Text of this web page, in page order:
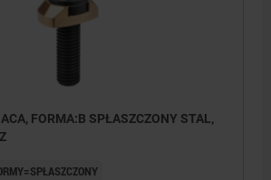
FORMA:B SPŁASZCZONY STAL,